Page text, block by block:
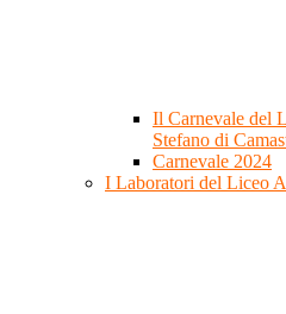
Il Carnevale del
Stefano di
Carnevale 2024
I Laboratori del Liceo